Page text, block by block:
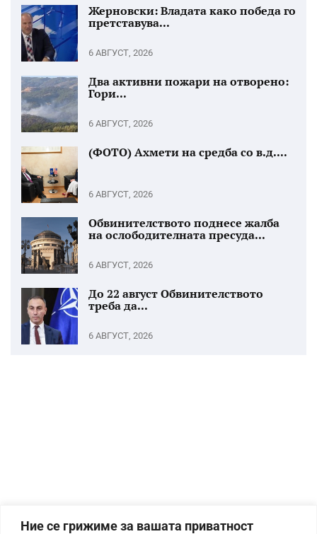
Ние се грижиме за вашата приватност
Жерновски: Владата како победа го
претставува...
6 АВГУСТ, 2026
Два активни пожари на отворено:
Гори...
6 АВГУСТ, 2026
(ФОТО) Ахмети на средба со в.д....
6 АВГУСТ, 2026
Обвинителството поднесе жалба
на ослободителната пресуда...
6 АВГУСТ, 2026
До 22 август Обвинителството
треба да...
6 АВГУСТ, 2026